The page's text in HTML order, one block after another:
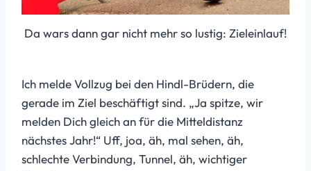
Da wars dann gar nicht mehr so lustig: Zieleinlauf!
Ich melde Vollzug bei den Hindl-Brüdern, die
gerade im Ziel beschäftigt sind. „Ja spitze, wir
melden Dich gleich an für die Mitteldistanz
nächstes Jahr!“ Uff, joa, äh, mal sehen, äh,
schlechte Verbindung, Tunnel, äh, wichtiger